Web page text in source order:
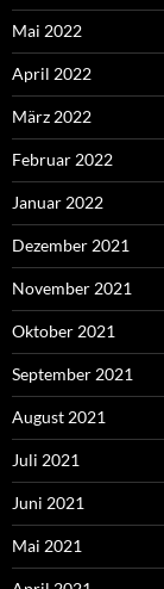
Mai 2022
April 2022
März 2022
Februar 2022
Januar 2022
Dezember 2021
November 2021
Oktober 2021
September 2021
August 2021
Juli 2021
Juni 2021
Mai 2021